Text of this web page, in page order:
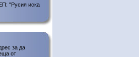
"Русия иска
за да
от